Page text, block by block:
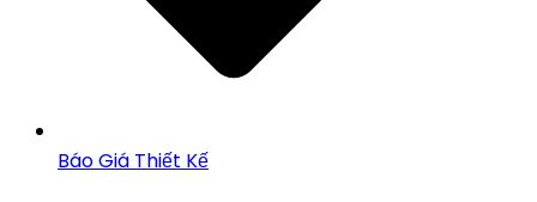
Báo Giá Thiết Kế